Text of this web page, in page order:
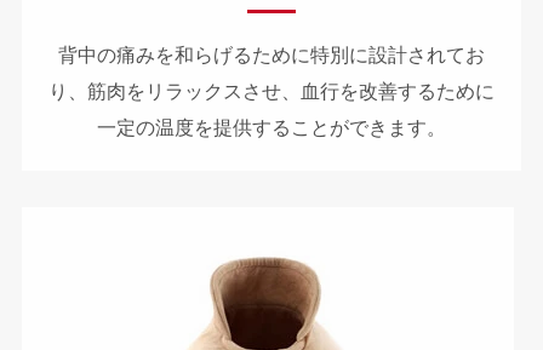
背中の痛みを和らげるために特別に設計されてお
り、筋肉をリラックスさせ、血行を改善するために
一定の温度を提供することができます。